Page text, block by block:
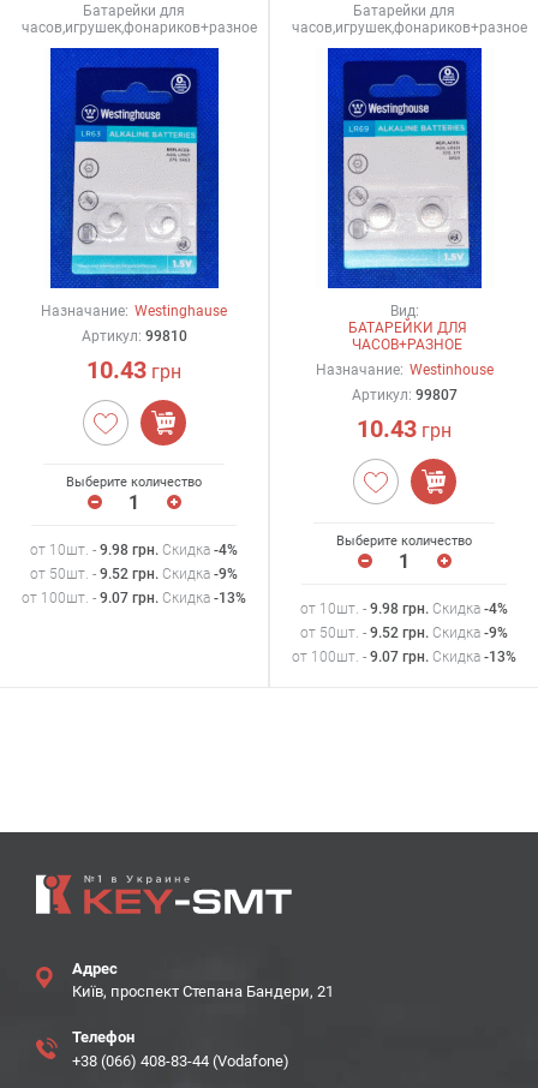
Батарейки для
часов,игрушек,фонариков+разное
Назначание: Westinghause
Артикул: 99810
10.43 грн
Выберите количество
от 10шт. - 9.98 грн. Скидка -4%
от 50шт. - 9.52 грн. Скидка -9%
от 100шт. - 9.07 грн. Скидка -13%
Батарейки для
часов,игрушек,фонариков+разное
Вид:
БАТАРЕЙКИ ДЛЯ
ЧАСОВ+РАЗНОЕ
Назначание: Westinhouse
Артикул: 99807
10.43 грн
Выберите количество
от 10шт. - 9.98 грн. Скидка -4%
от 50шт. - 9.52 грн. Скидка -9%
от 100шт. - 9.07 грн. Скидка -13%
Адрес
Київ, проспект Степана Бандери, 21
Телефон
+38 (066) 408-83-44 (Vodafone)